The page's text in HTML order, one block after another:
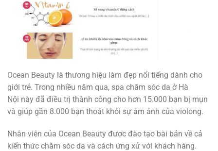
Ocean Beauty là thương hiệu làm đẹp nổi tiếng dành cho
giới trẻ. Trong nhiều năm qua, spa chăm sóc da ở Hà
Nội này đã điều trị thành công cho hơn 15.000 bạn bị mụn
và giúp gần 8.000 bạn thoát khỏi sự ám ảnh của violong.
Nhân viên của Ocean Beauty được đào tạo bài bản về cả
kiến thức chăm sóc da và cách ứng xử với khách hàng.